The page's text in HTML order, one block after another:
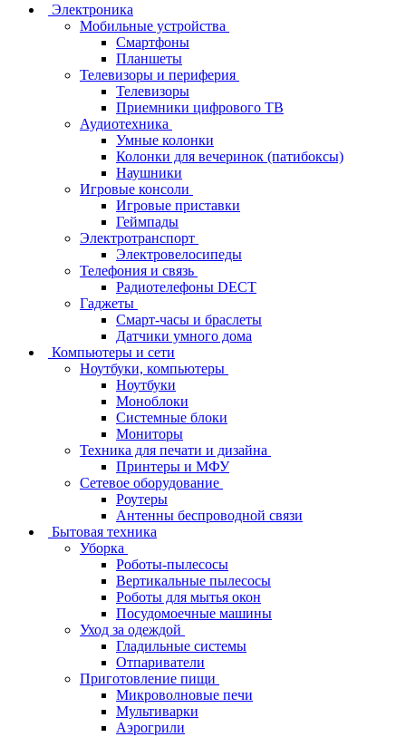
Электроника
Мобильные устройства
Смартфоны
Планшеты
Телевизоры и периферия
Телевизоры
Приемники цифрового ТВ
Аудиотехника
Умные колонки
Колонки для вечеринок (патибоксы)
Наушники
Игровые консоли
Игровые приставки
Геймпады
Электротранспорт
Электровелосипеды
Телефония и связь
Радиотелефоны DECT
Гаджеты
Смарт-часы и браслеты
Датчики умного дома
Компьютеры и сети
Ноутбуки, компьютеры
Ноутбуки
Моноблоки
Системные блоки
Мониторы
Техника для печати и дизайна
Принтеры и МФУ
Сетевое оборудование
Роутеры
Антенны беспроводной связи
Бытовая техника
Уборка
Роботы-пылесосы
Вертикальные пылесосы
Роботы для мытья окон
Посудомоечные машины
Уход за одеждой
Гладильные системы
Отпариватели
Приготовление пищи
Микроволновые печи
Мультиварки
Аэрогрили